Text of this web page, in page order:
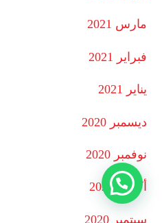
مارس 2021
فبراير 2021
يناير 2021
ديسمبر 2020
نوفمبر 2020
أكتوبر 2020
سبتمبر 2020